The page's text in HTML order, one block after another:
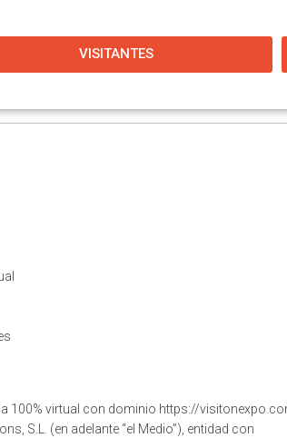
VISITANTES
100% virtual con dominio https://
S.L. (en adelante “el Medio”), entidad con